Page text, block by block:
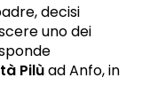
decisi
uno dei
Pilùad Anfo, in